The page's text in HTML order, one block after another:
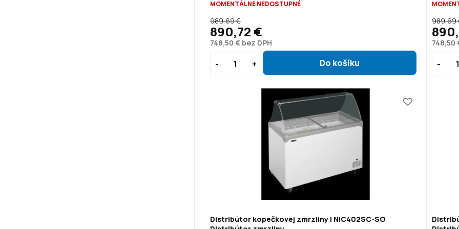
MOMENTÁLNE NEDOSTUPNÉ
748,50 € bez DPH
989,69 €
890,72 €
748,50
989,69
Distribútor kopečkovej zmrzliny | NIC402SC-SO